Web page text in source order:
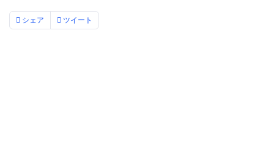
シェア ツイート